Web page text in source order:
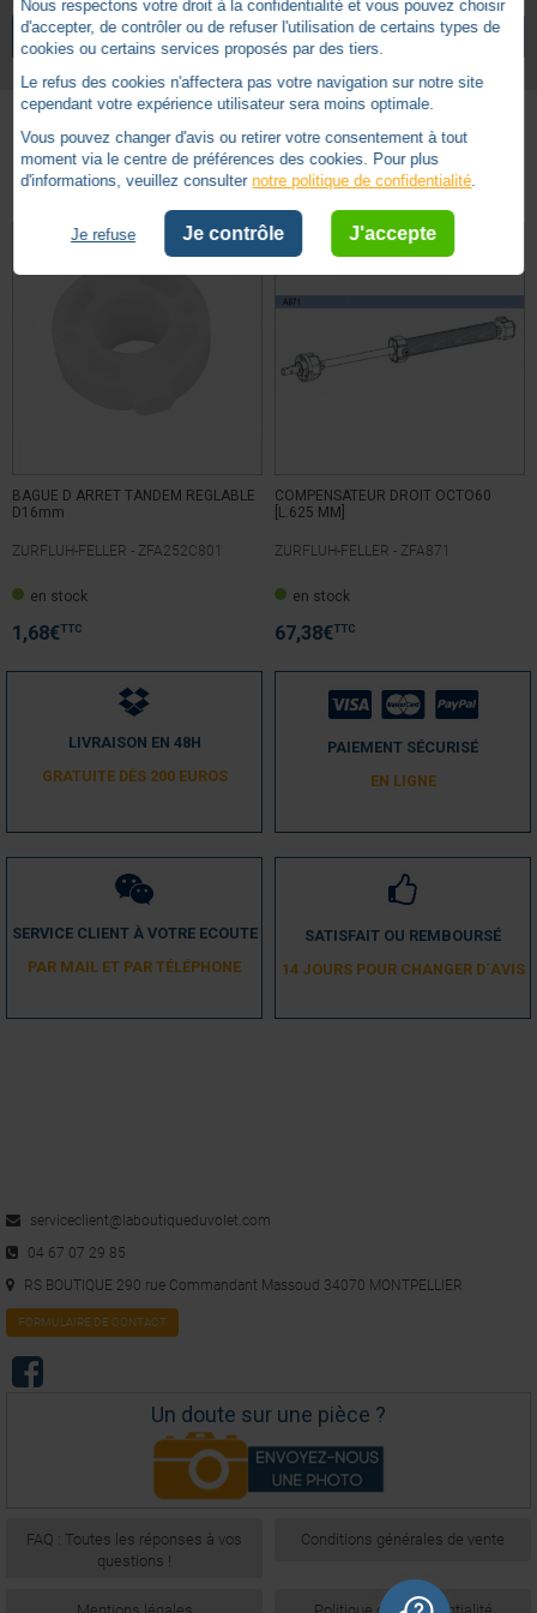
Forme côté mécanisme Tube Ø 16
Forme tube
VOIR TOUS LES ARTICLESZURFLUH-FELLER
Autres produits - Tandems
BAGUE D ARRET TANDEM REGLABLE
D16mm
ZURFLUH-FELLER - ZFA252C801
en stock
1,68€TTC
COMPENSATEUR DROIT OCTO60
[L.625 MM]
ZURFLUH-FELLER - ZFA871
en stock
67,38€TTC
LIVRAISON EN 48H
GRATUITE DÈS 200 EUROS
PAIEMENT SÉCURISÉ
EN LIGNE
SERVICE CLIENT À VOTRE ECOUTE
PAR MAIL ET PAR TÉLÉPHONE
SATISFAIT OU REMBOURSÉ
14 JOURS POUR CHANGER D´AVIS
serviceclient@laboutiqueduvolet.com
04 67 07 29 85
RS BOUTIQUE 290 rue Commandant Massoud 34070 MONTPELLIER
FORMULAIRE DE CONTACT
Un doute sur une pièce ?
FAQ : Toutes les réponses à vos
questions !
Conditions générales de vente
Nous respectons votre droit à la confidentialité et vous pouvez choisir
d'accepter, de contrôler ou de refuser l'utilisation de certains types de
cookies ou certains services proposés par des tiers.
Le refus des cookies n'affectera pas votre navigation sur notre site
cependant votre expérience utilisateur sera moins optimale.
Vous pouvez changer d'avis ou retirer votre consentement à tout
moment via le centre de préférences des cookies. Pour plus
d'informations, veuillez consulter notre politique de confidentialité.
Je refuse Je contrôle J'accepte